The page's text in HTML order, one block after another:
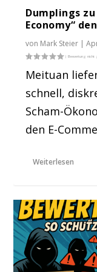
Dumplings zu
Economy“
von Mark Steier |
Meituan
schnell,
Scham-
den E-
Weiterlesen